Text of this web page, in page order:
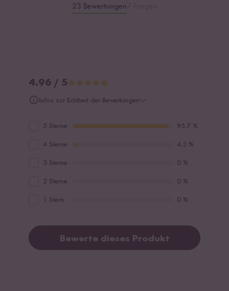
23 Bewertungen
4.96 / 5
Infos zur Echtheit der Bewertungen
5 Sterne 95.7 %
4 Sterne 4.3 %
3 Sterne 0 %
2 Sterne 0 %
1 Stern 0 %
Bewerte dieses Produkt